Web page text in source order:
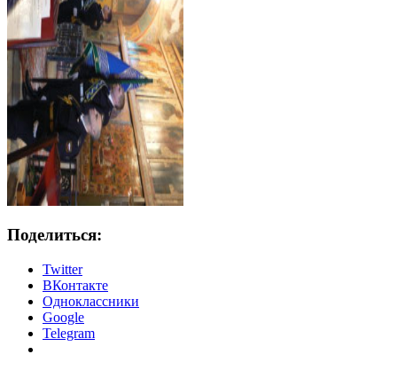
Поделиться:
Twitter
ВКонтакте
Одноклассники
Google
Telegram